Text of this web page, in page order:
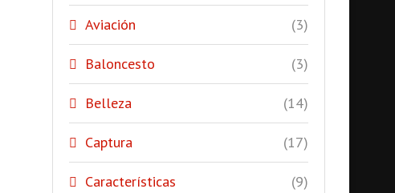
Aviación (3)
Baloncesto (3)
Belleza (14)
Captura (17)
Características (9)